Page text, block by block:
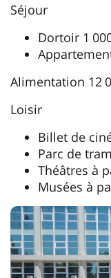
Séjour
Dortoir 1
Alimentation 12
Loisir
Billet de
Parc de
Théâtres à
Musées à